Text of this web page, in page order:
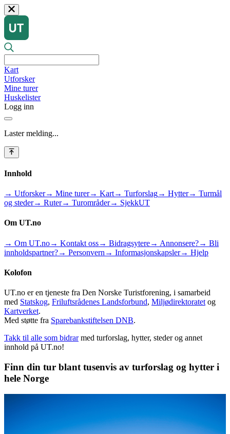
Kart
Utforsker
Mine turer
Huskelister
Logg inn
Laster melding...
Innhold
→ Utforsker→ Mine turer→ Kart→ Turforslag→ Hytter→ Turmål
og steder→ Ruter→ Turområder→ SjekkUT
Om UT.no
→ Om UT.no→ Kontakt oss→ Bidragsytere→ Annonsere?→ Bli
innholdspartner?→ Personvern → Informasjonskapsler→ Hjelp
Kolofon
UT.no er en tjeneste fra Den Norske Turistforening, i samarbeid
med Statskog, Friluftsrådenes Landsforbund, Miljødirektoratet og
Kartverket.
Med støtte fra Sparebankstiftelsen DNB.
Takk til alle som bidrar med turforslag, hytter, steder og annet
innhold på UT.no!
Finn din tur blant tusenvis av turforslag og hytter i
hele Norge